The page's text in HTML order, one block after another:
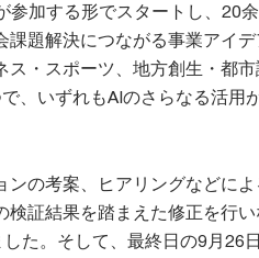
加する形でスタートし、20余
題解決につながる事業アイデ
・スポーツ、地方創生・都市
、いずれもAIのさらなる活用
の考案、ヒアリングなどによ
検証結果を踏まえた修正を行い
た。そして、最終日の9月26